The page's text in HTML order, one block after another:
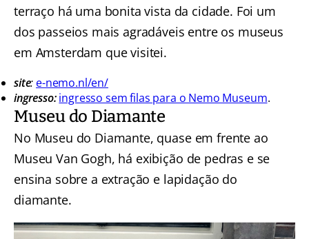
terraço há uma bonita vista da cidade. Foi um
dos passeios mais agradáveis entre os museus
em Amsterdam que visitei.
site: e-nemo.nl/en/
ingresso: ingresso sem filas para o Nemo Museum.
Museu do Diamante
No Museu do Diamante, quase em frente ao
Museu Van Gogh, há exibição de pedras e se
ensina sobre a extração e lapidação do
diamante.